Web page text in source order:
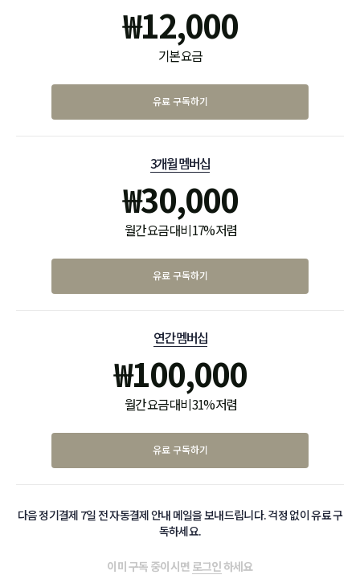
₩12,000
기본 요금
유료 구독하기
3개월 멤버십
₩30,000
월간 요금 대비 17% 저렴
유료 구독하기
연간 멤버십
₩100,000
월간 요금 대비 31% 저렴
유료 구독하기
다음 정기결제 7일 전 자동결제 안내 메일을 보내드립니다. 걱정 없이 유료 구
독하세요.
이미 구독 중이시면 로그인하세요